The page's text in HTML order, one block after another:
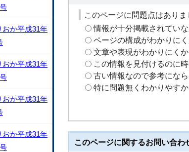
このページに問題点はありま
情報が十分掲載されてい
ページの構成がわかりに
文章や表現がわかりにく
この情報を見付けるのに
古い情報なので参考にな
特に問題無くわかりやす
このページに関するお問い合わ
おか平成31年
おか平成31年
おか平成31年
おか平成31年